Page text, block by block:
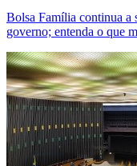
Bolsa Família continua a
governo; entenda o que